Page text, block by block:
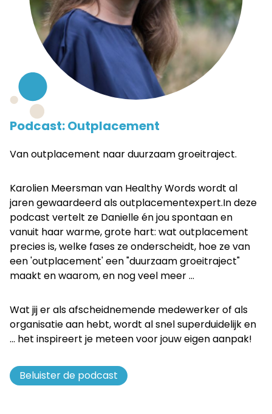
Podcast: Outplacement
Van outplacement naar duurzaam groeitraject.
Karolien Meersman van Healthy Words wordt al
jaren gewaardeerd als outplacementexpert.In deze
podcast vertelt ze Danielle én jou spontaan en
vanuit haar warme, grote hart: wat outplacement
precies is, welke fases ze onderscheidt, hoe ze van
een 'outplacement' een "duurzaam groeitraject"
maakt en waarom, en nog veel meer ...
Wat jij er als afscheidnemende medewerker of als
organisatie aan hebt, wordt al snel superduidelijk en
... het inspireert je meteen voor jouw eigen aanpak!
Beluister de podcast